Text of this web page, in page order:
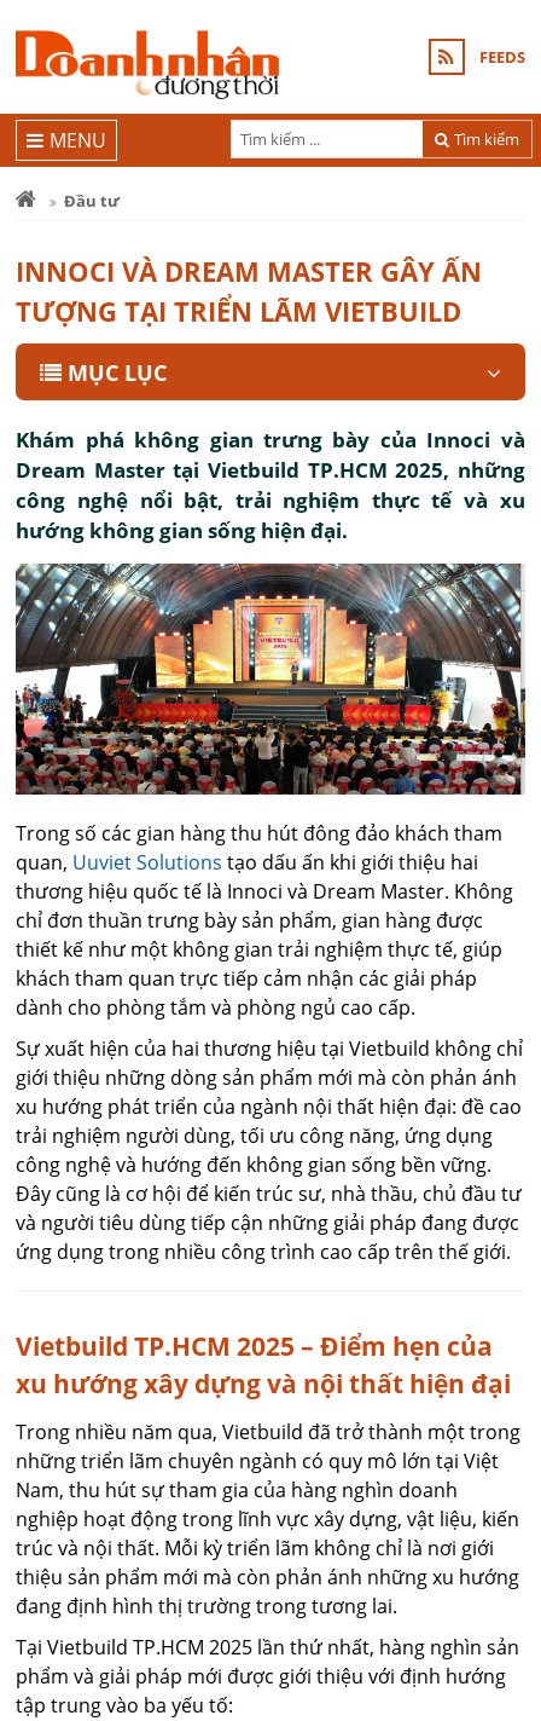
FEEDS
Tìm kiếm
MENU
Đầu tư
INNOCI VÀ DREAM MASTER GÂY ẤN
TƯỢNG TẠI TRIỂN LÃM VIETBUILD
MỤC LỤC
Khám phá không gian trưng bày của Innoci và
Dream Master tại Vietbuild TP.HCM 2025, những
công nghệ nổi bật, trải nghiệm thực tế và xu
hướng không gian sống hiện đại.
Trong số các gian hàng thu hút đông đảo khách tham
quan, Uuviet Solutions tạo dấu ấn khi giới thiệu hai
thương hiệu quốc tế là Innoci và Dream Master. Không
chỉ đơn thuần trưng bày sản phẩm, gian hàng được
thiết kế như một không gian trải nghiệm thực tế, giúp
khách tham quan trực tiếp cảm nhận các giải pháp
dành cho phòng tắm và phòng ngủ cao cấp.
Sự xuất hiện của hai thương hiệu tại Vietbuild không chỉ
giới thiệu những dòng sản phẩm mới mà còn phản ánh
xu hướng phát triển của ngành nội thất hiện đại: đề cao
trải nghiệm người dùng, tối ưu công năng, ứng dụng
công nghệ và hướng đến không gian sống bền vững.
Đây cũng là cơ hội để kiến trúc sư, nhà thầu, chủ đầu tư
và người tiêu dùng tiếp cận những giải pháp đang được
ứng dụng trong nhiều công trình cao cấp trên thế giới.
Vietbuild TP.HCM 2025 – Điểm hẹn của
xu hướng xây dựng và nội thất hiện đại
Trong nhiều năm qua, Vietbuild đã trở thành một trong
những triển lãm chuyên ngành có quy mô lớn tại Việt
Nam, thu hút sự tham gia của hàng nghìn doanh
nghiệp hoạt động trong lĩnh vực xây dựng, vật liệu, kiến
trúc và nội thất. Mỗi kỳ triển lãm không chỉ là nơi giới
thiệu sản phẩm mới mà còn phản ánh những xu hướng
đang định hình thị trường trong tương lai.
Tại Vietbuild TP.HCM 2025 lần thứ nhất, hàng nghìn sản
phẩm và giải pháp mới được giới thiệu với định hướng
tập trung vào ba yếu tố: